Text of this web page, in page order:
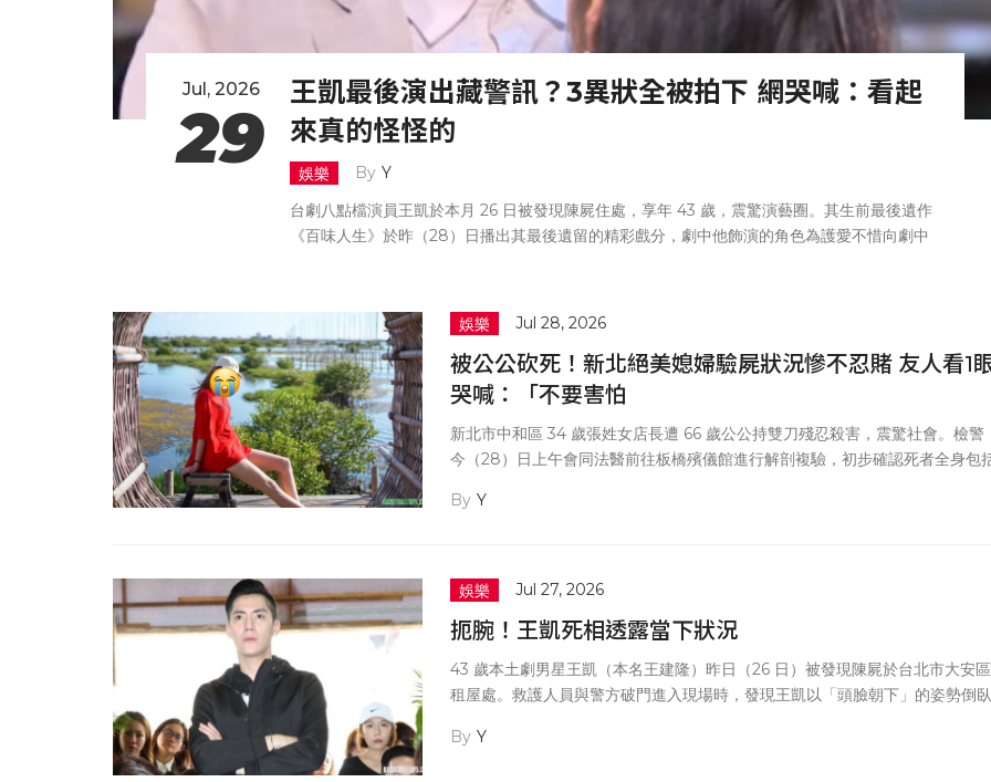
Jul, 2026
29 娛樂 Y
王凱最後演出藏警訊？3異狀全被拍下 網哭喊：看起
來真的怪怪的
台劇八點檔演員王凱於本月 26 日被發現陳屍住處，享年 43 歲，震驚演藝圈。其生前最後遺作
《百味人生》於昨（28）日播出其最後遺留的精彩戲分，劇中他飾演的角色為護愛不惜向劇中
娛樂
Jul 28, 2026
被公公砍死！新北絕美媳婦驗屍狀況慘不忍賭 友人看1
哭喊：「不要害怕
新北市中和區 34 歲張姓女店長遭 66 歲公公持雙刀殘忍殺害，震驚社會。檢警
今（28）日上午會同法醫前往板橋殯儀館進行解剖複驗，初步確認死者全身包
傷勢分布與死因仍待法醫出具正式報告。
Y
娛樂 Jul 27, 2026
扼腕！王凱死相透露當下狀況
43 歲本土劇男星王凱（本名王建隆）昨日（26 日）被發現陳屍於台北市大安區
租屋處。救護人員與警方破門進入現場時，發現王凱以「頭臉朝下」的姿勢倒臥
Y